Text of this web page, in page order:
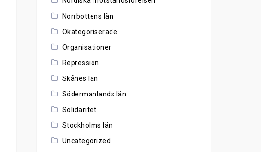
Norrbottens län
Okategoriserade
Organisationer
Repression
Skånes län
Södermanlands län
Solidaritet
Stockholms län
Uncategorized